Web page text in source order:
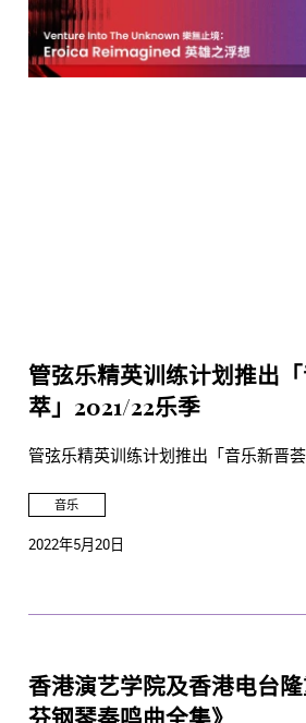
管弦乐精英训练计划推出
萃」2021/22乐季
管弦乐精英训练计划推出「音乐新晋
音乐
2022年5月20日
香港演艺学院及香港电台